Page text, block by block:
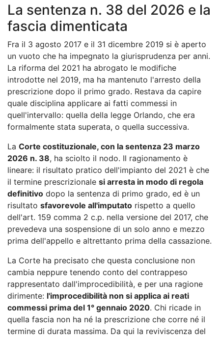
La sentenza n. 38 del 2026 e la
fascia dimenticata
Fra il 3 agosto 2017 e il 31 dicembre 2019 si è aperto
un vuoto che ha impegnato la giurisprudenza per anni.
La riforma del 2021 ha abrogato le modifiche
introdotte nel 2019, ma ha mantenuto l'arresto della
prescrizione dopo il primo grado. Restava da capire
quale disciplina applicare ai fatti commessi in
quell'intervallo: quella della legge Orlando, che era
formalmente stata superata, o quella successiva.
La Corte costituzionale, con la sentenza 23 marzo
2026 n. 38, ha sciolto il nodo. Il ragionamento è
lineare: il risultato pratico dell'impianto del 2021 è che
il termine prescrizionale si arresta in modo di regola
definitivo dopo la sentenza di primo grado, ed è un
risultato sfavorevole all'imputato rispetto a quello
dell'art. 159 comma 2 c.p. nella versione del 2017, che
prevedeva una sospensione di un solo anno e mezzo
prima dell'appello e altrettanto prima della cassazione.
La Corte ha precisato che questa conclusione non
cambia neppure tenendo conto del contrappeso
rappresentato dall'improcedibilità, e per una ragione
dirimente: l'improcedibilità non si applica ai reati
commessi prima del 1° gennaio 2020. Chi ricade in
quella fascia non ha né la prescrizione che corre né il
termine di durata massima. Da qui la reviviscenza del